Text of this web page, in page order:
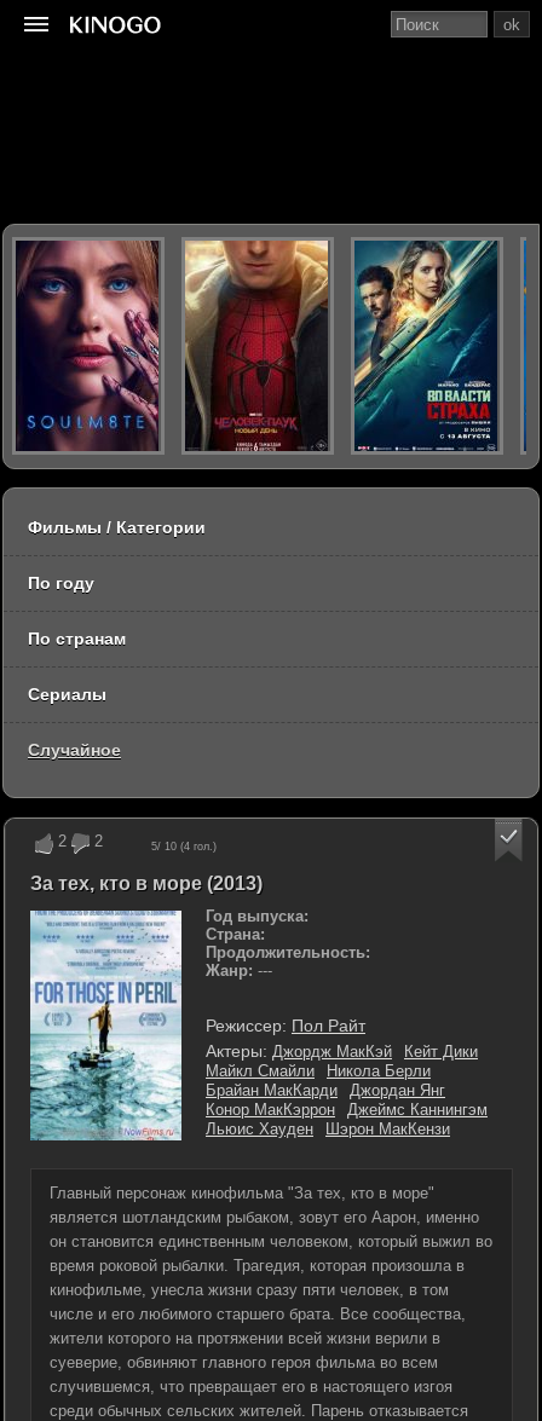
2 2 5/ 10 (4 гол.)
За тех, кто в море (2013)
Год выпуска:
Страна:
Продолжительность:
Жанр: ---
Режиссер: Пол Райт
Актеры: Джордж МакКэй
Кейт Дики
Майкл Смайли
Никола Берли
Брайан МакКарди
Джордан Янг
Конор МакКэррон
Джеймс Каннингэм
Льюис Хауден
Шэрон МакКензи
Главный персонаж кинофильма "За тех, кто в море"
является шотландским рыбаком, зовут его Аарон, именно
он становится единственным человеком, который выжил во
время роковой рыбалки. Трагедия, которая произошла в
кинофильме, унесла жизни сразу пяти человек, в том
числе и его любимого старшего брата. Все сообщества,
жители которого на протяжении всей жизни верили в
суеверие, обвиняют главного героя фильма во всем
случившемся, что превращает его в настоящего изгоя
среди обычных сельских жителей. Парень отказывается
ok
Фильмы / Категории
По году
По странам
Сериалы
Случайное